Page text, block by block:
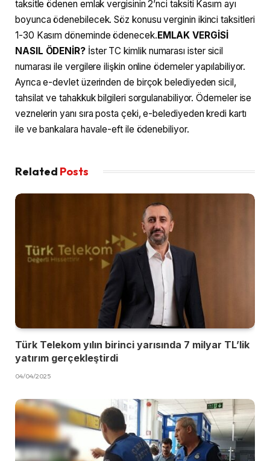
taksitle ödenen emlak vergisinin 2’nci taksiti Kasım ayı
boyunca ödenebilecek. Söz konusu verginin ikinci taksitleri
1-30 Kasım döneminde ödenecek.EMLAK VERGİSİ
NASIL ÖDENİR? İster TC kimlik numarası ister sicil
numarası ile vergilere ilişkin online ödemeler yapılabiliyor.
Ayrıca e-devlet üzerinden de birçok belediyeden sicil,
tahsilat ve tahakkuk bilgileri sorgulanabiliyor. Ödemeler ise
veznelerin yanı sıra posta çeki, e-belediyeden kredi kartı
ile ve bankalara havale-eft ile ödenebiliyor.
Related Posts
Türk Telekom yılın birinci yarısında 7 milyar TL’lik
yatırım gerçekleştirdi
04/04/2025